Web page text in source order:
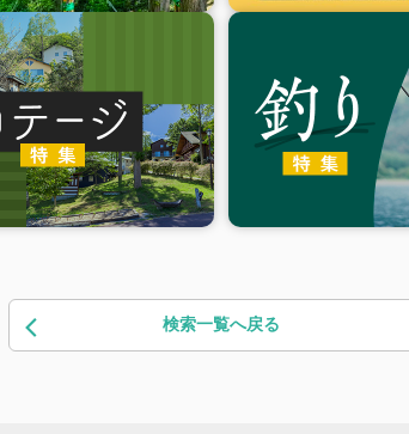
検索一覧へ戻る